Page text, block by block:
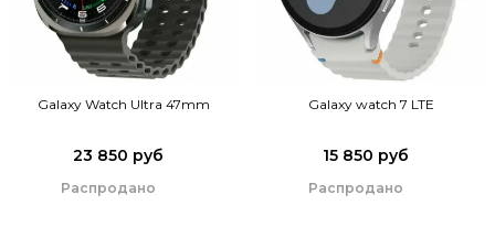
Galaxy Watch Ultra 47mm
23 850 руб
Распродано
Galaxy watch 7 LTE
15 850 руб
Распродано